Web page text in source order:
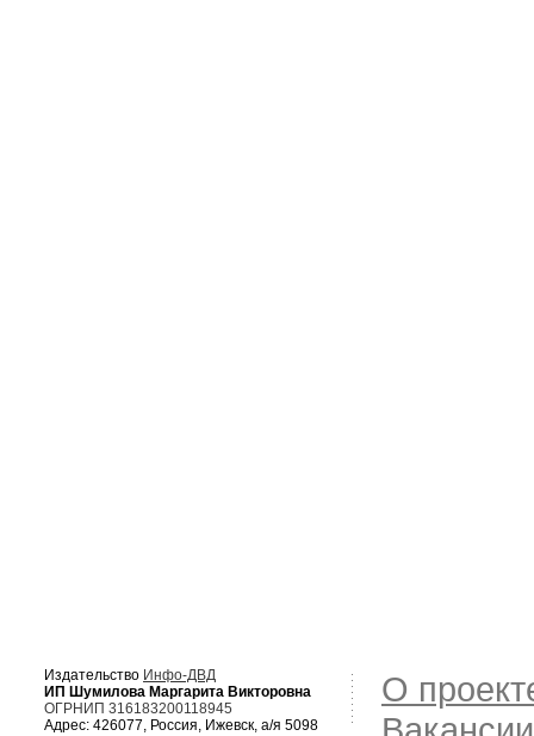
Издательство Инфо-ДВД
ИП Шумилова Маргарита Викторовна
ОГРНИП 316183200118945
Адрес: 426077, Россия, Ижевск, а/я 5098
О